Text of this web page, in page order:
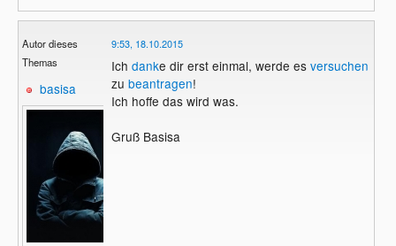
Autor dieses
Themas
basisa
9:53, 18.10.2015
Ich danke dir erst einmal, werde es versuchen
zu beantragen!
Ich hoffe das wird was.
Gruß Basisa